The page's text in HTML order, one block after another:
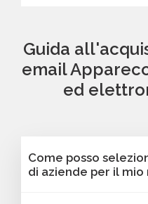
Guida
email
ed
Come posso
di aziende per il mio